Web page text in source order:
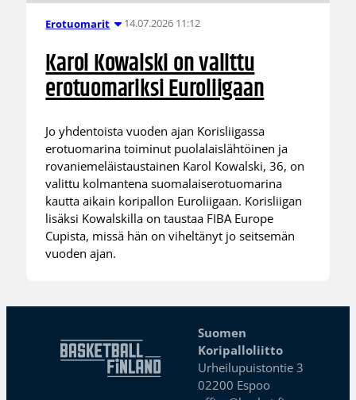
Erotuomarit 14.07.2026 11:12
Karol Kowalski on valittu
erotuomariksi Euroliigaan
Jo yhdentoista vuoden ajan Korisliigassa
erotuomarina toiminut puolalaislähtöinen ja
rovaniemeläistaustainen Karol Kowalski, 36, on
valittu kolmantena suomalaiserotuomarina
kautta aikain koripallon Euroliigaan. Korisliigan
lisäksi Kowalskilla on taustaa FIBA Europe
Cupista, missä hän on viheltänyt jo seitsemän
vuoden ajan.
Suomen
Koripalloliitto
Urheilupuistontie 3
02200 Espoo